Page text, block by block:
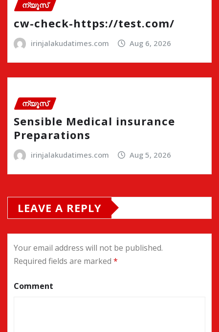
ന്യൂസ്
cw-check-https://test.com/
irinjalakudatimes.com Aug 6, 2026
ന്യൂസ്
Sensible Medical insurance
Preparations
irinjalakudatimes.com Aug 5, 2026
LEAVE A REPLY
Your email address will not be published.
Required fields are marked *
Comment